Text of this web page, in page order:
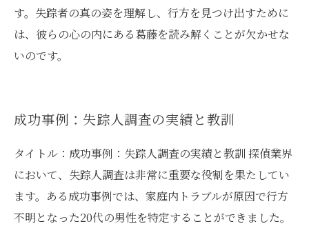
す。失踪者の真の姿を理解し、行方を見つけ出すために
は、彼らの心の内にある葛藤を読み解くことが欠かせな
いのです。
成功事例：失踪人調査の実績と教訓
タイトル：成功事例：失踪人調査の実績と教訓 探偵業界
において、失踪人調査は非常に重要な役割を果たしてい
ます。ある成功事例では、家庭内トラブルが原因で行方
不明となった20代の男性を特定することができました。